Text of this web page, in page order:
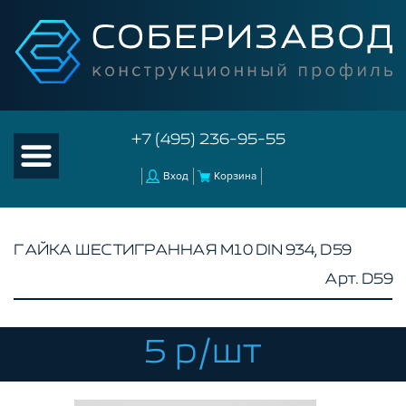
+7 (495) 236-95-55
Вход Корзина
КОМПЛЕКТУЮЩИЕ К ЧПУ
АКСЕССУАРЫ ДЛЯ V-ПАЗА
ГАЙКА ШЕСТИГРАННАЯ М10 DIN 934, D59
Арт. D59
5 р/шт